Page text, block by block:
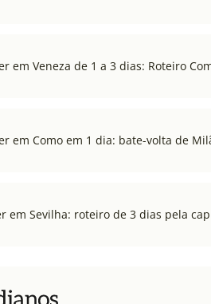
em Veneza de 1 a 3 dias: Roteiro
em Como em 1 dia: bate-volta de
em Sevilha: roteiro de 3 dias pela